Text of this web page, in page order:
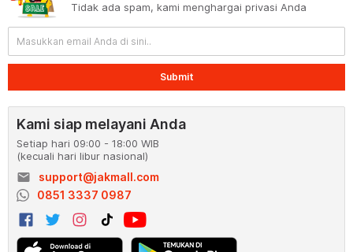
Tidak ada spam, kami menghargai privasi Anda
Submit
Kami siap melayani Anda
Setiap hari 09:00 - 18:00 WIB
(kecuali hari libur nasional)
email
support@jakmall.com
0851 3337 0987